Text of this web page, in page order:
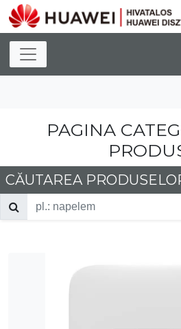
Toggle navigation
PAGINA
CĂUTAREA